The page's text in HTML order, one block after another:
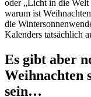
oder „Licht in die Welt
warum ist
die
Kalenders tatsächlich
Es gibt aber
Weihnachten
sein…